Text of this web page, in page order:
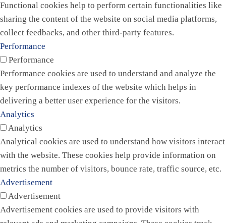
Functional cookies help to perform certain functionalities like
sharing the content of the website on social media platforms,
collect feedbacks, and other third-party features.
Performance
Performance
Performance cookies are used to understand and analyze the
key performance indexes of the website which helps in
delivering a better user experience for the visitors.
Analytics
Analytics
Analytical cookies are used to understand how visitors interact
with the website. These cookies help provide information on
metrics the number of visitors, bounce rate, traffic source, etc.
Advertisement
Advertisement
Advertisement cookies are used to provide visitors with